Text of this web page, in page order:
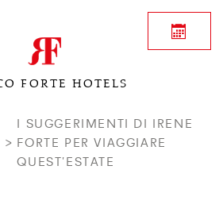
ROCCO FORTE HOTELS
I SUGGERIMENTI DI IRENE
FORTE PER VIAGGIARE
QUEST’ESTATE